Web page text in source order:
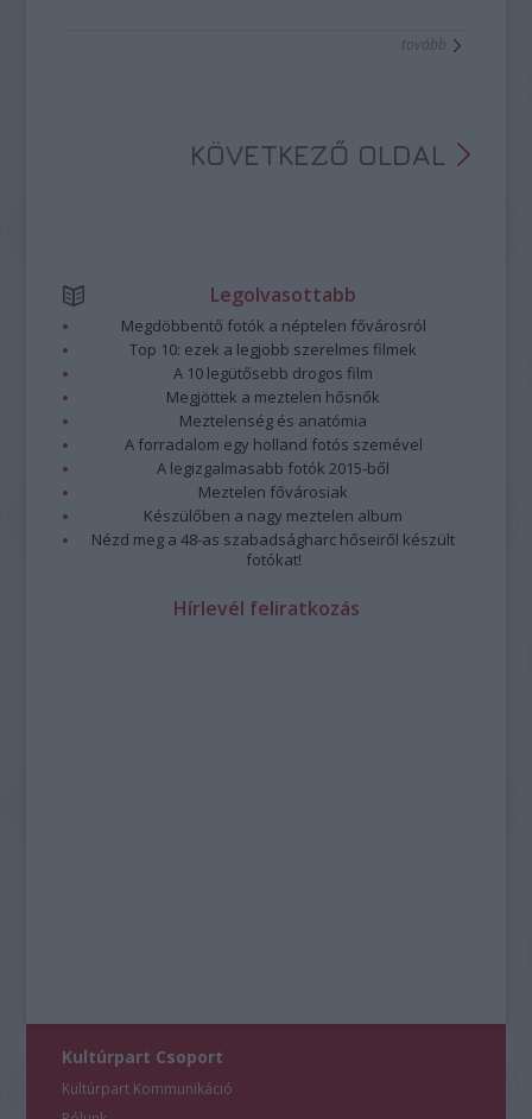
tovább
KÖVETKEZŐ OLDAL
Legolvasottabb
Megdöbbentő fotók a néptelen fővárosról
Top 10: ezek a legjobb szerelmes filmek
A 10 legütősebb drogos film
Megjöttek a meztelen hősnők
Meztelenség és anatómia
A forradalom egy holland fotós szemével
A legizgalmasabb fotók 2015-ből
Meztelen fővárosiak
Készülőben a nagy meztelen album
Nézd meg a 48-as szabadságharc hőseiről készült
fotókat!
Hírlevél feliratkozás
Kultúrpart Csoport
Kultúrpart Kommunikáció